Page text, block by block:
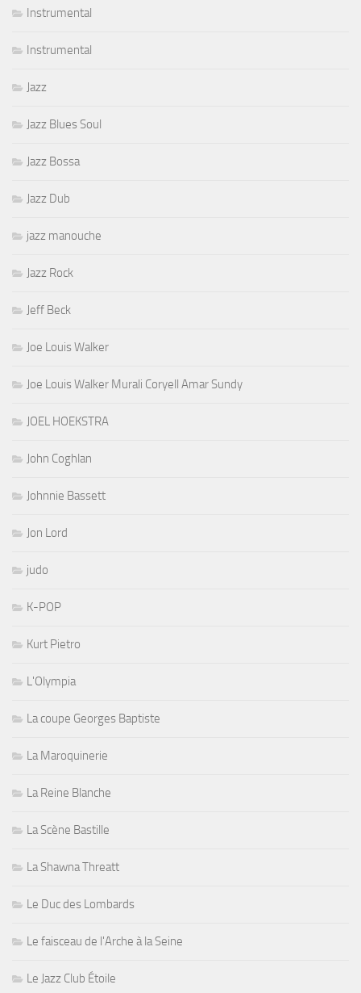
Instrumental
Instrumental
Jazz
Jazz Blues Soul
Jazz Bossa
Jazz Dub
jazz manouche
Jazz Rock
Jeff Beck
Joe Louis Walker
Joe Louis Walker Murali Coryell Amar Sundy
JOEL HOEKSTRA
John Coghlan
Johnnie Bassett
Jon Lord
judo
K-POP
Kurt Pietro
L'Olympia
La coupe Georges Baptiste
La Maroquinerie
La Reine Blanche
La Scène Bastille
La Shawna Threatt
Le Duc des Lombards
Le faisceau de l'Arche à la Seine
Le Jazz Club Étoile